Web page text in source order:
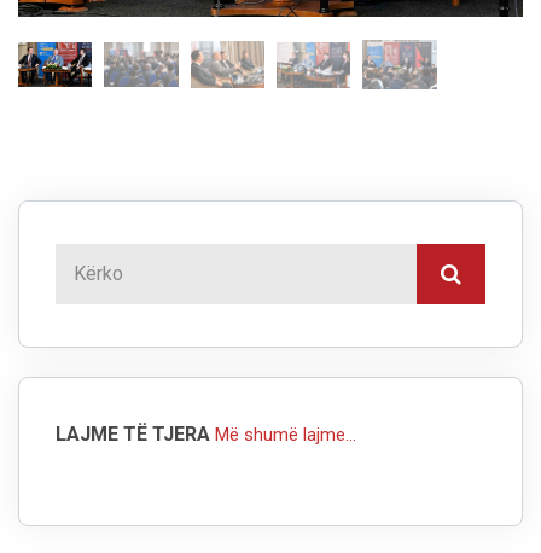
LAJME TË TJERA Më shumë lajme...